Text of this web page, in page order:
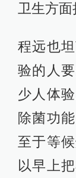
卫生方面
程远也
验的人
少人体
除菌功
至于等
以早上